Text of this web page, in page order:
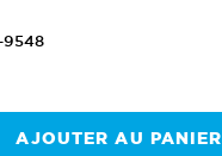
9548
AJOUTER AU PANIER